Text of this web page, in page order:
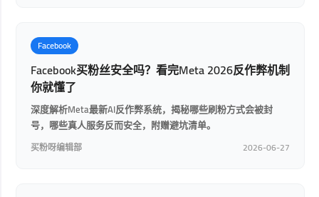
Facebook
Facebook买粉丝安全吗？看完Meta 2026反作弊机制
你就懂了
深度解析Meta最新AI反作弊系统，揭秘哪些刷粉方式会被封
号，哪些真人服务反而安全，附赠避坑清单。
买粉呀编辑部 2026-06-27